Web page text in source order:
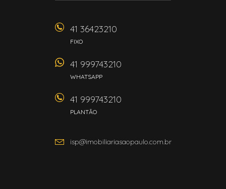
41 36423210
FIXO
41 999743210
WHATSAPP
41 999743210
PLANTÃO
isp@imobiliariasaopaulo.com.br